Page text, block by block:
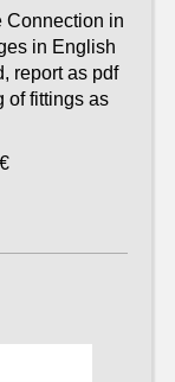
Connection in
in English
report as pdf
of fittings as